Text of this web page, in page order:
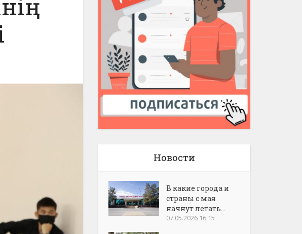
Новости
В какие города и
страны с мая
начнут летать...
07.05.2026 16:15